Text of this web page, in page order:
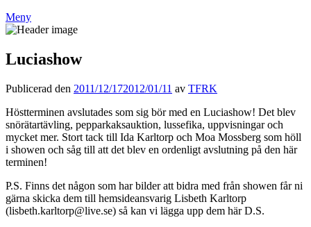
Meny
Luciashow
Publicerad den 2011/12/172012/01/11 av TFRK
Höstterminen avslutades som sig bör med en Luciashow! Det blev
snörätartävling, pepparkaksauktion, lussefika, uppvisningar och
mycket mer. Stort tack till Ida Karltorp och Moa Mossberg som höll
i showen och såg till att det blev en ordenligt avslutning på den här
terminen!
P.S. Finns det någon som har bilder att bidra med från showen får ni
gärna skicka dem till hemsideansvarig Lisbeth Karltorp
(lisbeth.karltorp@live.se) så kan vi lägga upp dem här D.S.